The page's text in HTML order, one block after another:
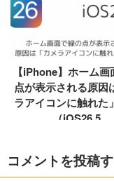
【iPhone】ホーム
点が表示される原因
ラアイコンに触れた
（iOS26.5....
コメントを投稿